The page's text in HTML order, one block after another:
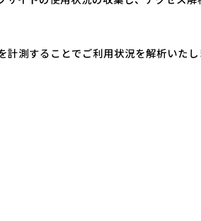
測することでご利用状況を解析いたし